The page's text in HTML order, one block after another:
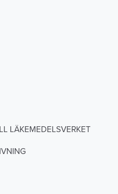
LÄKEMEDELSVERKET